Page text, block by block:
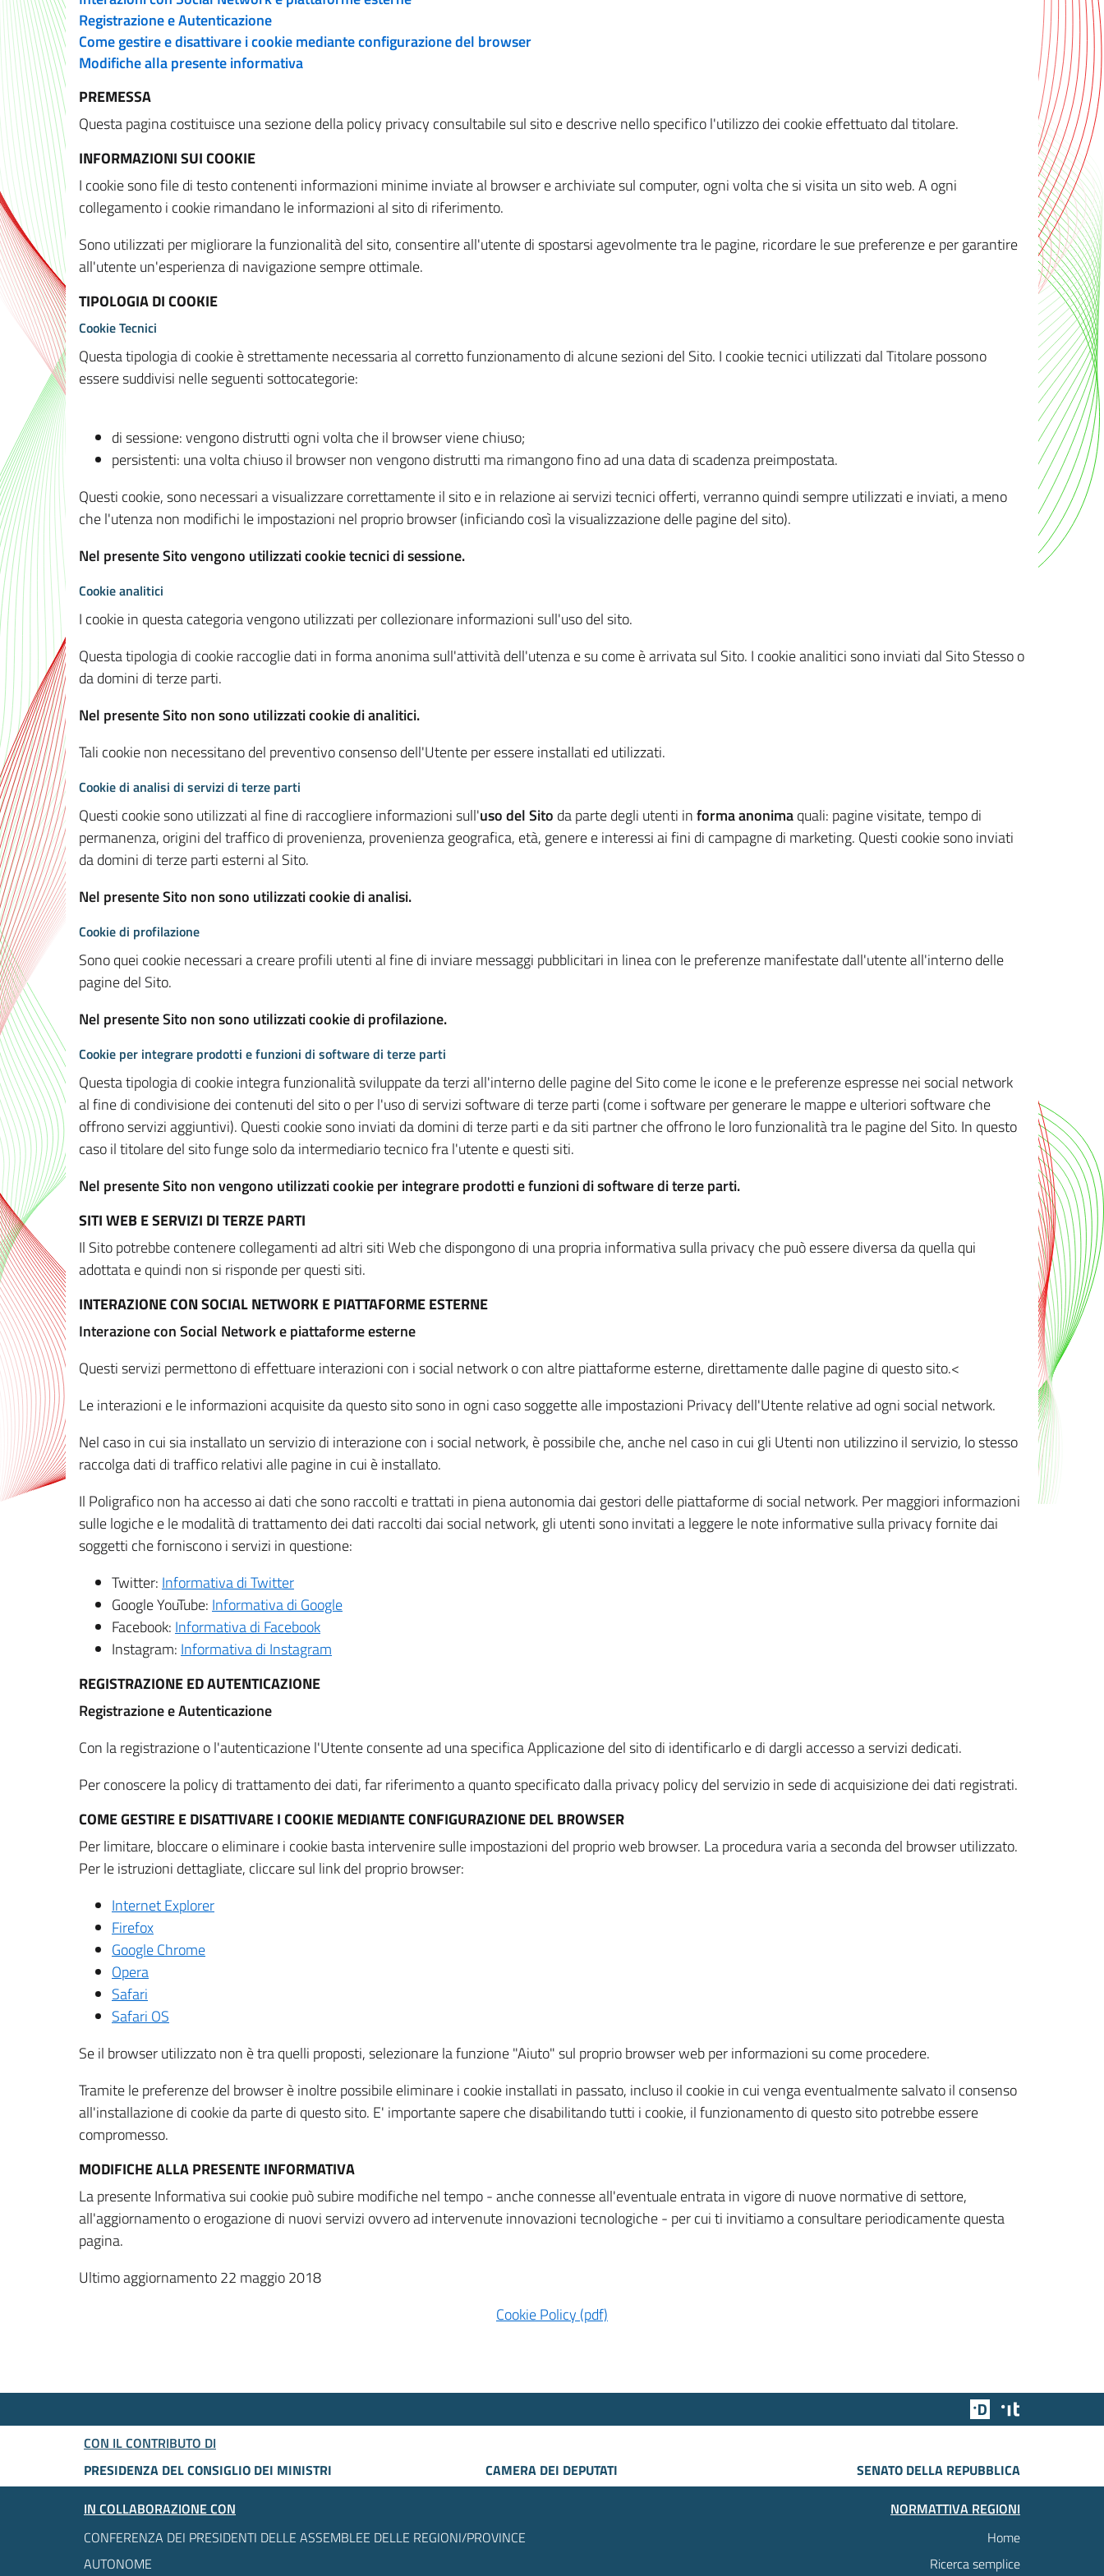
Registrazione e Autenticazione
Come gestire e disattivare i cookie mediante configurazione del browser
Modifiche alla presente informativa
PREMESSA
Questa pagina costituisce una sezione della policy privacy consultabile sul sito e descrive nello specifico l'utilizzo dei cookie effettuato dal titolare.
INFORMAZIONI SUI COOKIE
I cookie sono file di testo contenenti informazioni minime inviate al browser e archiviate sul computer, ogni volta che si visita un sito web. A ogni
collegamento i cookie rimandano le informazioni al sito di riferimento.
Sono utilizzati per migliorare la funzionalità del sito, consentire all'utente di spostarsi agevolmente tra le pagine, ricordare le sue preferenze e per garantire
all'utente un'esperienza di navigazione sempre ottimale.
TIPOLOGIA DI COOKIE
Cookie Tecnici
Questa tipologia di cookie è strettamente necessaria al corretto funzionamento di alcune sezioni del Sito. I cookie tecnici utilizzati dal Titolare possono
essere suddivisi nelle seguenti sottocategorie:
di sessione: vengono distrutti ogni volta che il browser viene chiuso;
persistenti: una volta chiuso il browser non vengono distrutti ma rimangono fino ad una data di scadenza preimpostata.
Questi cookie, sono necessari a visualizzare correttamente il sito e in relazione ai servizi tecnici offerti, verranno quindi sempre utilizzati e inviati, a meno
che l'utenza non modifichi le impostazioni nel proprio browser (inficiando così la visualizzazione delle pagine del sito).
Nel presente Sito vengono utilizzati cookie tecnici di sessione.
Cookie analitici
I cookie in questa categoria vengono utilizzati per collezionare informazioni sull'uso del sito.
Questa tipologia di cookie raccoglie dati in forma anonima sull'attività dell'utenza e su come è arrivata sul Sito. I cookie analitici sono inviati dal Sito Stesso o
da domini di terze parti.
Nel presente Sito non sono utilizzati cookie di analitici.
Tali cookie non necessitano del preventivo consenso dell'Utente per essere installati ed utilizzati.
Cookie di analisi di servizi di terze parti
Questi cookie sono utilizzati al fine di raccogliere informazioni sull'uso del Sito da parte degli utenti informa anonimaquali: pagine visitate, tempo di
permanenza, origini del traffico di provenienza, provenienza geografica, età, genere e interessi ai fini di campagne di marketing. Questi cookie sono inviati
da domini di terze parti esterni al Sito.
Nel presente Sito non sono utilizzati cookie di analisi.
Cookie di profilazione
Sono quei cookie necessari a creare profili utenti al fine di inviare messaggi pubblicitari in linea con le preferenze manifestate dall'utente all'interno delle
pagine del Sito.
Nel presente Sito non sono utilizzati cookie di profilazione.
Cookie per integrare prodotti e funzioni di software di terze parti
Questa tipologia di cookie integra funzionalità sviluppate da terzi all'interno delle pagine del Sito come le icone e le preferenze espresse nei social network
al fine di condivisione dei contenuti del sito o per l'uso di servizi software di terze parti (come i software per generare le mappe e ulteriori software che
offrono servizi aggiuntivi). Questi cookie sono inviati da domini di terze parti e da siti partner che offrono le loro funzionalità tra le pagine del Sito. In questo
caso il titolare del sito funge solo da intermediario tecnico fra l'utente e questi siti.
Nel presente Sito non vengono utilizzati cookie per integrare prodotti e funzioni di software di terze parti.
SITI WEB E SERVIZI DI TERZE PARTI
Il Sito potrebbe contenere collegamenti ad altri siti Web che dispongono di una propria informativa sulla privacy che può essere diversa da quella qui
adottata e quindi non si risponde per questi siti.
INTERAZIONE CON SOCIAL NETWORK E PIATTAFORME ESTERNE
Interazione con Social Network e piattaforme esterne
Questi servizi permettono di effettuare interazioni con i social network o con altre piattaforme esterne, direttamente dalle pagine di questo sito.<
Le interazioni e le informazioni acquisite da questo sito sono in ogni caso soggette alle impostazioni Privacy dell'Utente relative ad ogni social network.
Nel caso in cui sia installato un servizio di interazione con i social network, è possibile che, anche nel caso in cui gli Utenti non utilizzino il servizio, lo stesso
raccolga dati di traffico relativi alle pagine in cui è installato.
Il Poligrafico non ha accesso ai dati che sono raccolti e trattati in piena autonomia dai gestori delle piattaforme di social network. Per maggiori informazioni
sulle logiche e le modalità di trattamento dei dati raccolti dai social network, gli utenti sono invitati a leggere le note informative sulla privacy fornite dai
soggetti che forniscono i servizi in questione:
Twitter: Informativa di Twitter
Google YouTube: Informativa di Google
Facebook: Informativa di Facebook
Instagram: Informativa di Instagram
REGISTRAZIONE ED AUTENTICAZIONE
Registrazione e Autenticazione
Con la registrazione o l'autenticazione l'Utente consente ad una specifica Applicazione del sito di identificarlo e di dargli accesso a servizi dedicati.
Per conoscere la policy di trattamento dei dati, far riferimento a quanto specificato dalla privacy policy del servizio in sede di acquisizione dei dati registrati.
COME GESTIRE E DISATTIVARE I COOKIE MEDIANTE CONFIGURAZIONE DEL BROWSER
Per limitare, bloccare o eliminare i cookie basta intervenire sulle impostazioni del proprio web browser. La procedura varia a seconda del browser utilizzato.
Per le istruzioni dettagliate, cliccare sul link del proprio browser:
Internet Explorer
Firefox
Google Chrome
Opera
Safari
Safari OS
Se il browser utilizzato non è tra quelli proposti, selezionare la funzione "Aiuto" sul proprio browser web per informazioni su come procedere.
Tramite le preferenze del browser è inoltre possibile eliminare i cookie installati in passato, incluso il cookie in cui venga eventualmente salvato il consenso
all'installazione di cookie da parte di questo sito. E' importante sapere che disabilitando tutti i cookie, il funzionamento di questo sito potrebbe essere
compromesso.
MODIFICHE ALLA PRESENTE INFORMATIVA
La presente Informativa sui cookie può subire modifiche nel tempo - anche connesse all'eventuale entrata in vigore di nuove normative di settore,
all'aggiornamento o erogazione di nuovi servizi ovvero ad intervenute innovazioni tecnologiche - per cui ti invitiamo a consultare periodicamente questa
pagina.
Ultimo aggiornamento 22 maggio 2018
Cookie Policy (pdf)
Team Digitale
CON IL CONTRIBUTO DI
PRESIDENZA DEL CONSIGLIO DEI MINISTRI
CAMERA DEI DEPUTATI
SENATO DELLA REPUBBLICA
IN COLLABORAZIONE CON
CONFERENZA DEI PRESIDENTI DELLE ASSEMBLEE DELLE REGIONI/PROVINCE
AUTONOME
NORMATTIVA REGIONI
Home
Ricerca semplice